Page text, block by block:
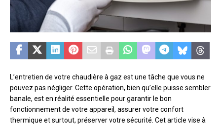
L’entretien de votre chaudière à gaz est une tâche que vous ne
pouvez pas négliger. Cette opération, bien qu’elle puisse sembler
banale, est en réalité essentielle pour garantir le bon
fonctionnement de votre appareil, assurer votre confort
thermique et surtout, préserver votre sécurité. Cet article vise à